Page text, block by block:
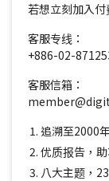
若想立刻加入
客服专线：
+886-02-
客服信箱：
追溯至2000
优质报告，
八大主题，